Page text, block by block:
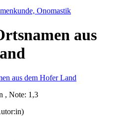
Onomastik
aus
, Note: 1,3